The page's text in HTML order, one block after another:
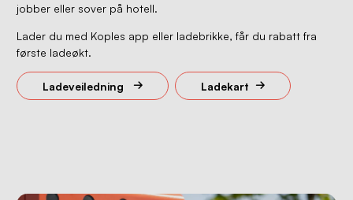
jobber eller sover på hotell.
Lader du med Koples app eller ladebrikke, får du rabatt fra
første ladeøkt.
Ladeveiledning Ladekart